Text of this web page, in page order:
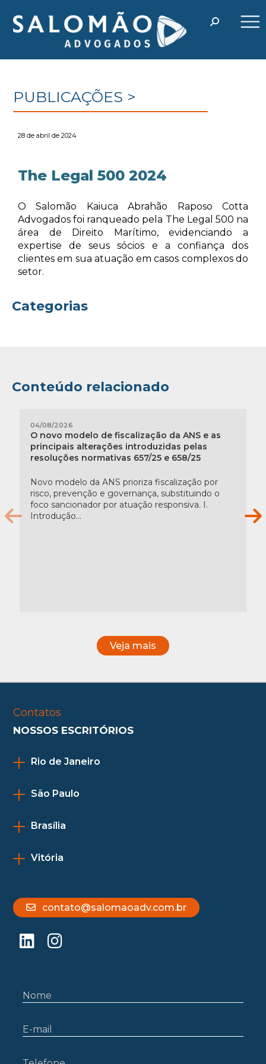
PUBLICAÇÕES >
28 de abril de 2024
The Legal 500 2024
O Salomão Kaiuca Abrahão Raposo Cotta
Advogados foi ranqueado pela The Legal 500 na
área de Direito Marítimo, evidenciando a
expertise de seus sócios e a confiança dos
clientes em sua atuação em casos complexos do
setor.
Categorias
Conteúdo relacionado
04/08/2026
O novo modelo de fiscalização da ANS e as
principais alterações introduzidas pelas
resoluções normativas 657/25 e 658/25
Novo modelo da ANS prioriza fiscalização por
risco, prevenção e governança, substituindo o
foco sancionador por atuação responsiva. I.
Introdução...
Veja mais
Contatos
NOSSOS ESCRITÓRIOS
Rio de Janeiro
São Paulo
Brasília
Vitória
contato@salomaoadv.com.br